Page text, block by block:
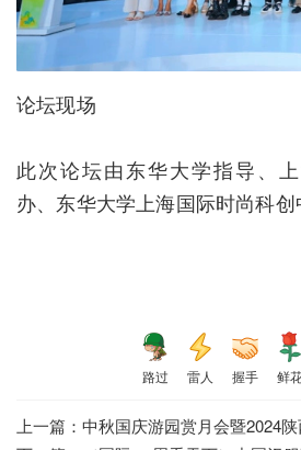
论坛现场
此次论坛由东华大学指导、
办、东华大学上海国际时尚科创
路过 雷人 握手 鲜
上一篇： 中秋国庆游园赏月会暨2024陕西网络春